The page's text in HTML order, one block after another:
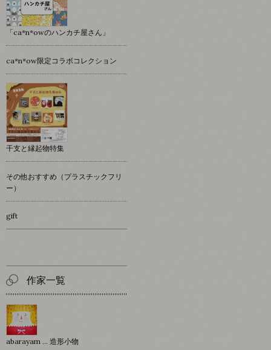
「ca*n*owのハンカチ屋さん」
ca*n*ow限定コラボコレクション
干支と縁起物特集
その他おすすめ（プラスチックフリ
ー）
gift
作家一覧
abarayam … 造形小物